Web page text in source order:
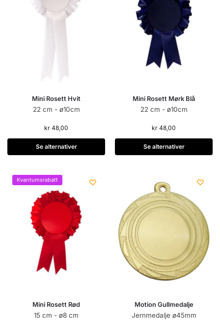
Mini Rosett Hvit
22 cm - ø10cm
kr 48,00
Se alternativer
Mini Rosett Mørk Blå
22 cm - ø10cm
kr 48,00
Se alternativer
Kvantumsrabatt
Mini Rosett Rød
15 cm - ø8 cm
Motion Gullmedalje
Jernmedalje ø45mm